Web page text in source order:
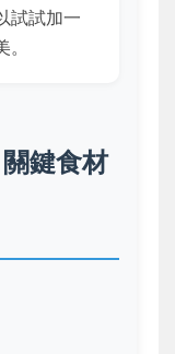
試試加一
鍵食材